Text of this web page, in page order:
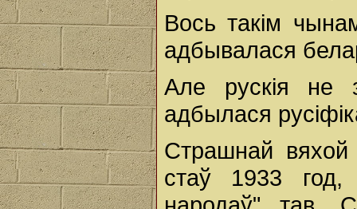
Вось такім
адбывалася
Але рускія не
адбылася
Страшнай вяхой
стаў 1933 год,